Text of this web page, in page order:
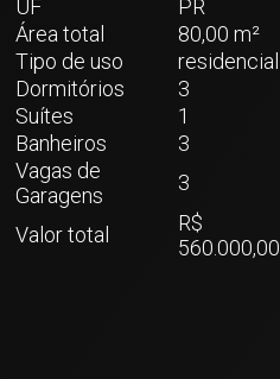
UF
PR
Área total
80,00 m²
Tipo de uso
residencial
Dormitórios
3
Suítes
1
Banheiros
3
Vagas de
Garagens
3
Valor total
R$
560.000,00